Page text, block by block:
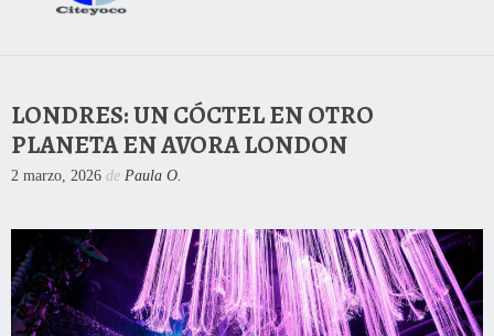
LONDRES: UN CÓCTEL EN OTRO
PLANETA EN AVORA LONDON
2 marzo, 2026 de Paula O.